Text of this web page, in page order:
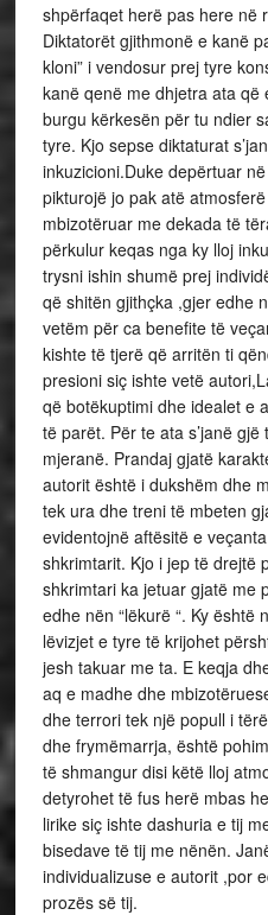
shpërfaqet herë pas here në
Diktatorët gjithmonë e kanë
kloni” i vendosur prej tyre
kanë qenë me dhjetra ata që
burgu kërkesën për tu ndier
tyre. Kjo sepse diktaturat
inkuzicioni.Duke depërtuar
pikturojë jo pak atë
mbizotëruar me dekada të
përkulur keqas nga ky lloj
trysni ishin shumë prej
që shitën gjithçka ,gjer edhe
vetëm për ca benefite të
kishte të tjerë që arritën ti
presioni siç ishte vetë
që botëkuptimi dhe idealet e
të parët. Për te ata s’janë
mjeranë. Prandaj gjatë
autorit është i dukshëm dhe
tek ura dhe treni të mbeten
evidentojnë aftësitë e
shkrimtarit. Kjo i jep të drejtë
shkrimtari ka jetuar gjatë me
edhe nën “lëkurë “. Ky është
lëvizjet e tyre të krijohet
jesh takuar me ta. E keqja
aq e madhe dhe
dhe terrori tek një popull i
dhe frymëmarrja, është
të shmangur disi këtë lloj
detyrohet të fus herë mbas
lirike siç ishte dashuria e tij
bisedave të tij me nënën.
individualizuse e autorit ,por
prozës së tij.